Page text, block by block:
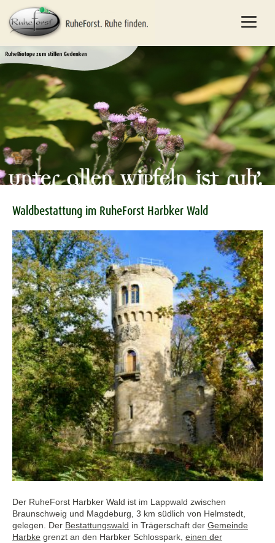
Waldbestattung im RuheForst Harbker Wald
Der RuheForst Harbker Wald ist im Lappwald zwischen
Braunschweig und Magdeburg, 3 km südlich von Helmstedt,
gelegen. Der Bestattungswald in Trägerschaft der Gemeinde
Harbke grenzt an den Harbker Schlosspark, einen der